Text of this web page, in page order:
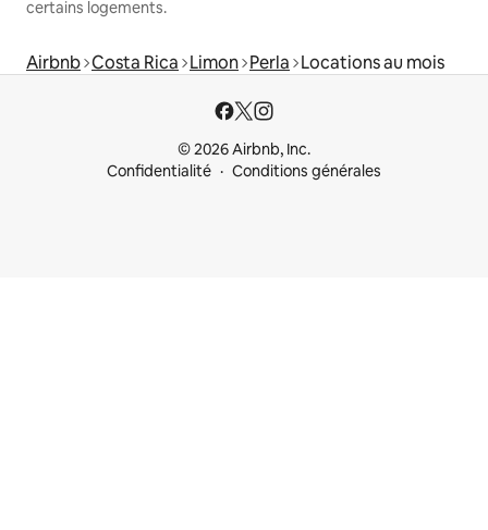
certains logements.
Airbnb Costa Rica Limon Perla Locations au mois
© 2026 Airbnb, Inc.
Confidentialité
Conditions générales